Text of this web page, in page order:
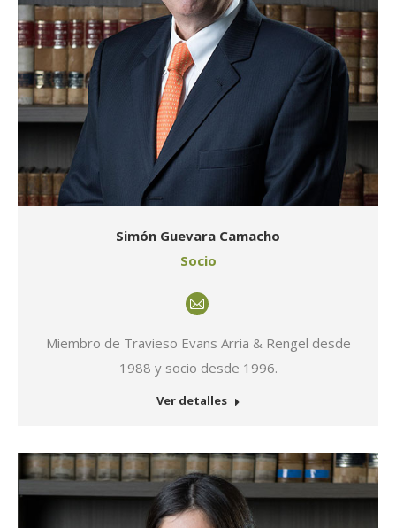
Simón Guevara Camacho
Socio
Miembro de Travieso Evans Arria & Rengel desde
1988 y socio desde 1996.
E-
mail
Ver detalles